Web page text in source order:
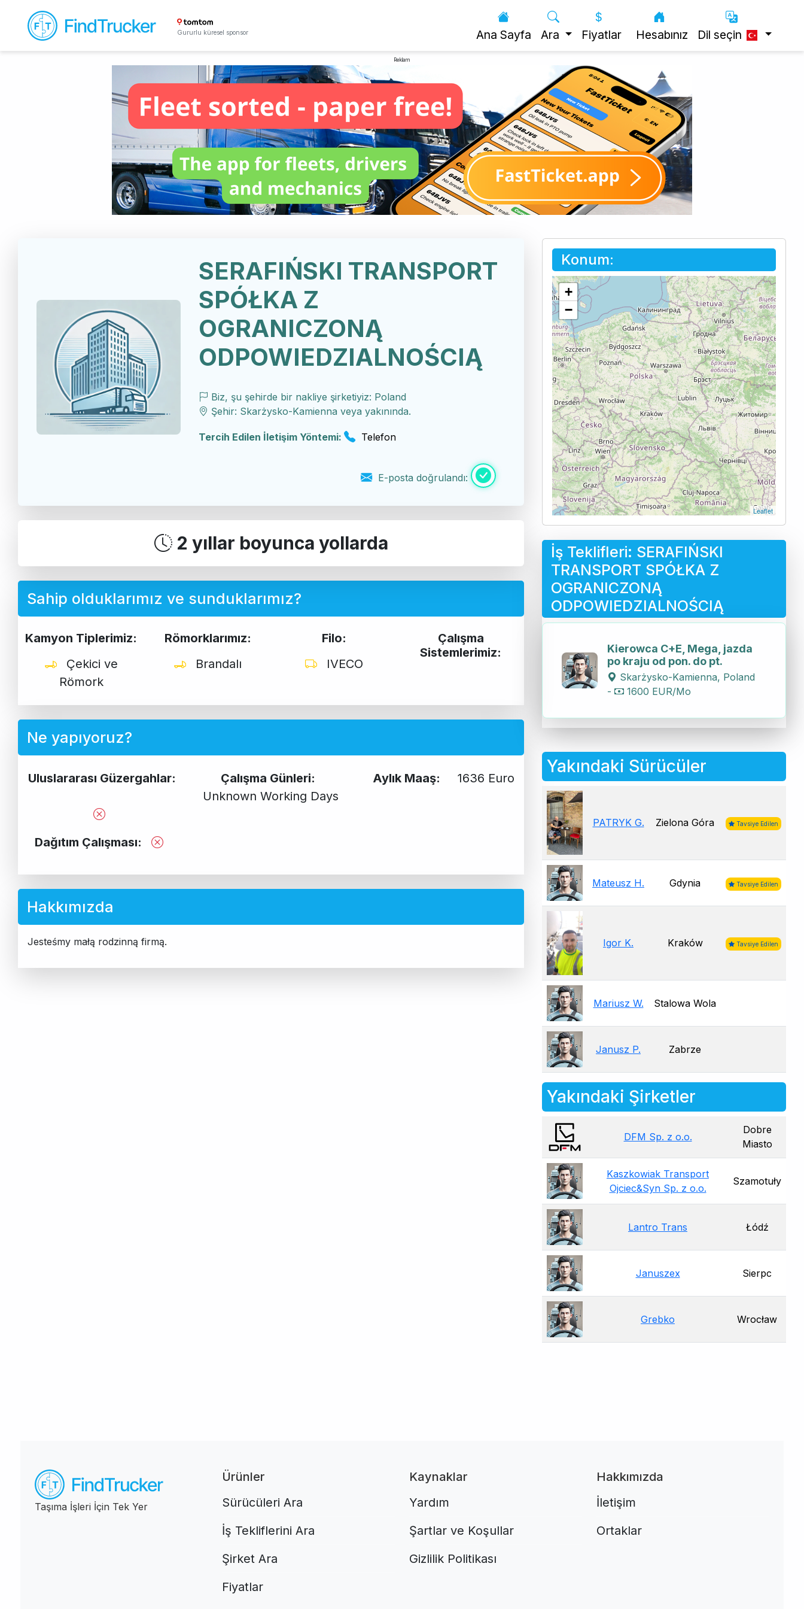
Gururlu küresel sponsor Ana Sayfa Ara Fiyatlar Hesabınız Dil seçin
Reklam
SERAFIŃSKI TRANSPORT
SPÓŁKA Z
OGRANICZONĄ
ODPOWIEDZIALNOŚCIĄ
Biz, şu şehirde bir nakliye şirketiyiz: Poland
Şehir: Skarżysko-Kamienna veya yakınında.
Tercih Edilen İletişim Yöntemi: Telefon
E-posta doğrulandı:
2 yıllar boyunca yollarda
Sahip olduklarımız ve sunduklarımız?
Kamyon Tiplerimiz:
Çekici ve
Römork
Römorklarımız:
Brandalı
Filo:
IVECO
Çalışma
Sistemlerimiz:
Ne yapıyoruz?
Uluslararası Güzergahlar:
Dağıtım Çalışması:
Çalışma Günleri:
Unknown Working Days
Aylık Maaş: 1636 Euro
Hakkımızda
Jesteśmy małą rodzinną firmą.
Konum:
+
−
Leaflet
İş Teklifleri: SERAFIŃSKI
TRANSPORT SPÓŁKA Z
OGRANICZONĄ
ODPOWIEDZIALNOŚCIĄ
Kierowca C+E, Mega, jazda
po kraju od pon. do pt.
Skarżysko-Kamienna, Poland
-
1600 EUR/Mo
Yakındaki Sürücüler
PATRYK G. Zielona Góra Tavsiye Edilen
Mateusz H. Gdynia Tavsiye Edilen
Igor K. Kraków Tavsiye Edilen
Mariusz W. Stalowa Wola
Janusz P. Zabrze
Yakındaki Şirketler
DFM Sp. z o.o.
Dobre
Miasto
Kaszkowiak Transport
Ojciec&Syn Sp. z o.o.
Szamotuły
Lantro Trans Łódź
Januszex Sierpc
Grebko Wrocław
Taşıma İşleri İçin Tek Yer
Ürünler
Sürücüleri Ara
İş Tekliflerini Ara
Şirket Ara
Fiyatlar
Kaynaklar
Yardım
Şartlar ve Koşullar
Gizlilik Politikası
Hakkımızda
İletişim
Ortaklar